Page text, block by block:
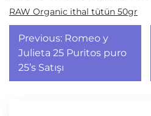
RAW Organic ithal tütün 50gr
Yazı
gezinmesi
Previous: Romeo y
Julieta 25 Puritos puro
25’s Satışı